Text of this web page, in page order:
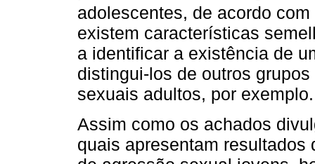
adolescentes, de acordo
existem características
a identificar a existência de
distingui-los de outros
sexuais adultos, por exemplo.
Assim como os achados
quais apresentam